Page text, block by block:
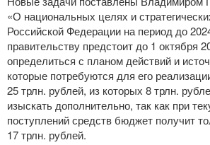
«О национальных целях и
Российской Федерации на период до
правительству предстоит до 1 октября
определиться с планом действий и
которые потребуются для его
25 трлн. рублей, из которых 8 трлн.
изыскать дополнительно, так как при
поступлений средств бюджет получит
17 трлн. рублей.